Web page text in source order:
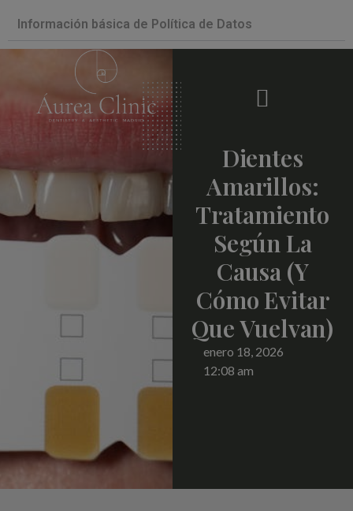
Información básica de Política de Datos
Dientes
Amarillos:
Tratamiento
Según La
Causa (y
Cómo Evitar
Que Vuelvan)
enero 18, 2026
12:08 am